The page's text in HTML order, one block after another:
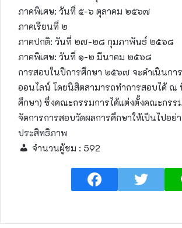
ภาคพิเศษ: วันที่ ๕-๖ ตุลาคม ๒๕๖๗
ภาคเรียนที่ ๒
ภาคปกติ: วันที่ ๒๗-๒๘ กุมภาพันธ์ ๒๕๖๘
ภาคพิเศษ: วันที่ ๑-๒ มีนาคม ๒๕๖๘
การสอบในปีการศึกษา ๒๕๖๗ จะดำเนินกา
ออนไลน์ โดยนิสิตสามารถทำการสอบได้ ณ
ศึกษา) ซึ่งคณะกรรมการได้แต่งตั้งคณะกรร
จัดการการสอบวัดผลการศึกษาให้เป็นไปอย่
ประสิทธิภาพ
จำนวนผู้ชม : 592